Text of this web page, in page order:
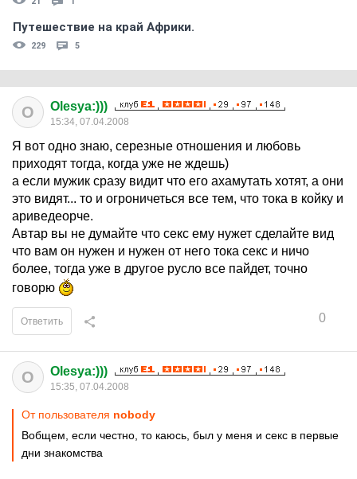
Путешествие на край Африки.
229 5
O Olesya:)))
15:34, 07.04.2008
Я вот одно знаю, серезные отношения и любовь
приходят тогда, когда уже не ждешь)
а если мужик сразу видит что его ахамутать хотят, а они
это видят... то и огроничеться все тем, что тока в койку и
ариведеорче.
Автар вы не думайте что секс ему нужет сделайте вид
что вам он нужен и нужен от него тока секс и ничо
более, тогда уже в другое русло все пайдет, точно
говорю
0
Ответить
O Olesya:)))
15:35, 07.04.2008
От пользователя nobodу
Вобщем, если честно, то каюсь, был у меня и секс в первые
дни знакомства